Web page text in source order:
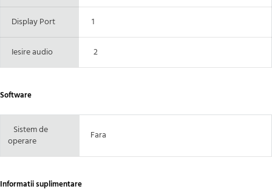
Display Port 1
Iesire audio 2
Software
Sistem de
operare
Fara
Informatii suplimentare